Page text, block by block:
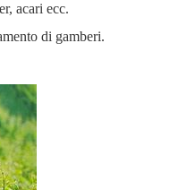
acari ecc.
di gamberi.